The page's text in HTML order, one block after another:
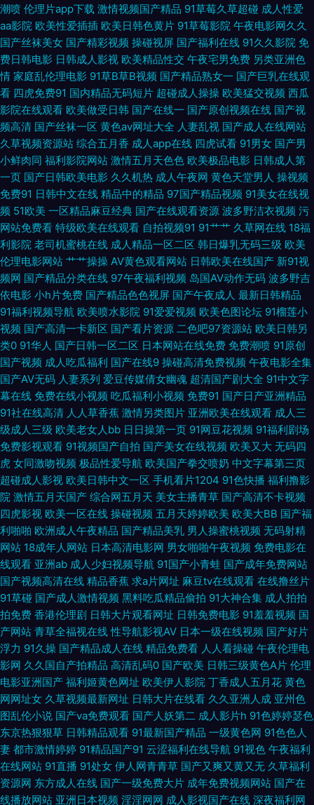
综合 国产黄色自拍网址 九九爱热 国产精品日逼 老湿影院免费x片 www久久
狼友 AAA淫网 超碰国产99 精东无码成人影业 免费在线成人网 www欧美91
免费久久伊人网 久草视频网 A片大香蕉 影音AV在线资源 老湿福利社 九一免
费看片 伊人色色网 久久伊人欧洲 久久视频老司机 人妖丝袜 91原创论坛 香蕉
视频网站 抖阴福利视频 午夜操B影院 豆花社区福利 91竹菊 人人摸人人 男人
资源 成人AV影音 日日夜夜看毛片 天天肏屄 九一福利版 超碰人人操91 91深
夜福利一区 97色色网址 国产另类老女人 91社区免费 日本aa成人在线 俺去
也综合网 黄色A片网址 福利电影加勒比 免费操性逼色 亚洲福利香蕉导航 抖
阴一二区 操少妇综合网 www青青操 尤物天堂 成人9118禁 99国产丝袜在线
青青草草网 欧美少女性交开包 亚洲91网站 日韩欧美精品撸 欧美性爰aa 影音
先锋黑丝高跟 精东视频 久久伊人久久 欧美三级网址 日本免费AA片 日韩成人
免费 欧美精品18 婷婷五月天成人 www蜜桃视频 男人的天堂红桃 欧美日韩
123 国产精品25 www青青草 91在线swag 超碰人妻在线观看 AV黄色强奸影
院 青娱乐av91 欧美玖玖爱111 91在线免费视频 91在线资源网 欧美亚州国产
日精品久久 97久久 亚洲色天堂在线 日本福利导航 欧美色图中文 福利五区
后入jk美女 麻豆午夜剧场 香蕉伊擦擦449 肏屄高清视频不卡 91人人草人妻
肏屄视频福利社 激情avav 亚洲拍拍 久久九九 九一传媒mv 久草先锋毛片在
线 av涩涩 国产精品韩日 午夜福利色片 丝袜91网站 AV伊人大香蕉 91后入极
品jK 超碰97干操 欧美成人草草影视 青青草成人社区 91入口17 精品在线岛女
视频 91看片入口 国产激情第一页 97玖玖超碰 伊人网操逼片 超碰碰碰96 人
人操97 香蕉视频污app 韩国盗摄视频 激情色色AV网 免费视频无码专区 91网
站女看 大香蕉网址 91超碰资源站 天天操天天槡丁香 免费超碰 五月天色导航
婷 美女同性色色 人妻骚午夜 91次元黄色观看 五月天二区 欧美h版在线 亚洲
潮喷 伦理片app下载 激情视频国产精品 91草莓久草超碰 成人性爱
aa影院 欧美性爱插插 欧美日韩色黄片 91草莓影院 午夜电影网久久
国产丝袜美女 国产精彩视频 操碰视屏 国产福利在线 91久久影院 免
费日韩电影 日韩成人影视 欧美精品性交 午夜宅男免费 另类亚洲色
情 家庭乱伦理电影 91草B草B视频 国产精品熟女一 国产巨乳在线观
看 四虎免费91 国内精品无码短片 超碰成人操操 欧美猛交视频 西瓜
影院在线观看 欧美做受日韩 国产在线一 国产原创视频在线 国产视
频高清 国产丝袜一区 黄色av网址大全 人妻乱视 国产成人在线网站
久草视频资源站 综合五月香 成人app在线 四虎试看 91男女 国产男
小鲜肉同 福利影院网站 激情五月天色色 欧美极品电影 日韩成人第
一页 国产日韩欧美电影 久久机热 成人午夜网 黄色天堂男人 操视频
免费91 日韩中文在线 精品中的精品 97国产精品视频 91美女在线视
频 51欧美 一区精品麻豆经典 国产在线观看资源 波多野洁衣视频 污
网站免费看 特级欧美在线观看 自拍视频91 91艹艹 久草网在线 18福
利影院 老司机蜜桃在线 成人精品一区二区 韩日爆乳无码三级 欧美
伦理电影网站 艹艹操操 AV黄色观看网站 日韩欧美在线国产 新91视
频网 国产精品分类在线 97午夜福利视频 岛国AV动作无码 波多野吉
依电影 小h片免费 国产精品色色视屏 国产午夜成人 最新日韩精品
91福利视频导航 欧美喷水影院 91爱爱视频 欧美色图论坛 91榴莲小
视频 国产高清一卡新区 国产看片资源 二色吧97资源站 欧美日韩另
类0 91华人 国产日韩一区二区 日本网站在线免费 免费潮喷 91原创
国产视频 成人吃瓜福利 国产在线9 操碰高清免费视频 午夜电影全集
国产AV无码 人妻系列 爱豆传媒倩女幽魂 超清国产剧大全 91中文字
幕在线 免费在线小视频 吃瓜福利小视频 免费91 国产日产亚洲精品
91社在线高清 人人草香蕉 激情另类图片 亚洲欧美在线观看 成人三
级成人三级 欧美老女人bb 日日操第一页 91网豆花视频 91福利剧场
免费影视观看 91视频国产自拍 国产美女在线视频 欧美又大 无码四
虎 女同激吻视频 极品性爱导航 欧美国产拳交喷奶 中文字幕第三页
超碰成人影视 欧美日韩中文一区 手机看片1204 91色快播 福利撸影
院 激情五月天国产 综合网五月天 美女主播青草 国产高清不卡视频
四虎影视 欧美一区在线 操碰视频 五月天婷婷欧美 欧美大BB 国产福
利啪啪 欧洲成人午夜精品 国产精品美乳 男人操蜜桃视频 无码射精
网站 18成年人网站 日本高清电影网 男女啪啪午夜视频 免费电影在
线观看 亚洲ab 成人少妇视频导航 91国产小青蛙 国产成年免费网站
国产视频高清在线 精品香蕉 求a片网址 麻豆tv在线观看 在线撸丝片
91草碰 国产成人激情视频 黑料吃瓜精品偷拍 91大神合集 成人拍拍
拍免费 香港伦理剧 日韩大片观看网址 日韩免费电影 91羞羞视频 国
产网站 青草全福视在线 性导航影视AV 日本一级在线视频 国产好片
浮力 91久操 国产精品成人在线 精品免费看 人人看操碰 午夜伦理电
影网 久久国自产拍精品 高清乱码0 国产欧美 日韩三级黄色A片 伦理
电影亚洲国产 福利姬黄色网址 欧美伊人影院 丁香成人五月花 黄色
网网址女 久草视频最新网址 日韩大片在线看 久久亚洲人成 亚州色
图乱伦小说 国产va免费观看 国产人妖第二 成人影片h 91色婷婷瑟色
东京热狠狠草 日韩精品观看 91最新国产精品 一级黄色网 91色色人
妻 都市激情婷婷 91精品国产91 云涩福利在线导航 91视色 午夜福利
在线网站 91直播 91处女 伊人网青青草 国产又爽又黄又无 久草福利
资源网 东方成人在线 国产一级免费大片 成年免费视频网站 国产在
线播放网站 亚洲日本视频 淫淫网网 成人影视国产在线 深夜福利网